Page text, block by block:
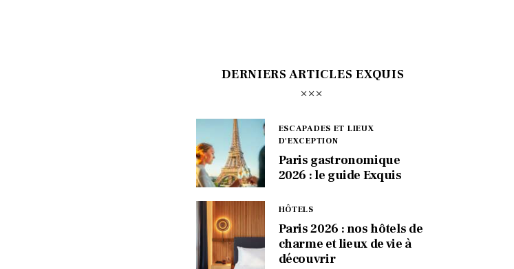
DERNIERS ARTICLES EXQUIS
ESCAPADES ET LIEUX
D'EXCEPTION
Paris gastronomique
2026 : le guide Exquis
HÔTELS
Paris 2026 : nos hôtels de
charme et lieux de vie à
découvrir